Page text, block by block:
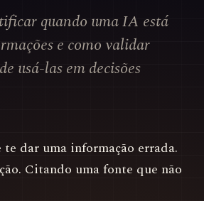
quando uma IA está
e como validar
usá-las em decisões
dar uma informação errada.
Citando uma fonte que não